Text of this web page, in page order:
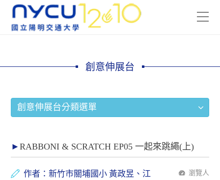
創意伸展台
創意伸展台分類選單
RABBONI & SCRATCH EP05 一起來跳繩(上)
作者：新竹市關埔國小 黃政昱、江
瀏覽人